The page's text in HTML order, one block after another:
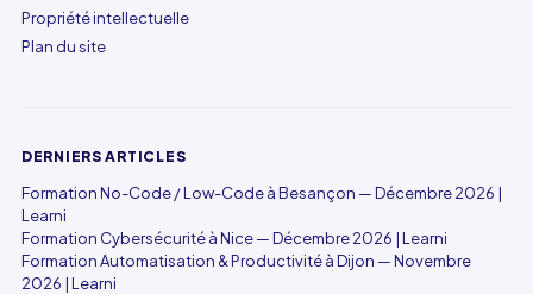
Propriété intellectuelle
Plan du site
DERNIERS ARTICLES
Formation No-Code / Low-Code à Besançon — Décembre 2026 |
Learni
Formation Cybersécurité à Nice — Décembre 2026 | Learni
Formation Automatisation & Productivité à Dijon — Novembre
2026 | Learni